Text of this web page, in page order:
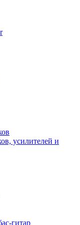
усилителей и
гитар